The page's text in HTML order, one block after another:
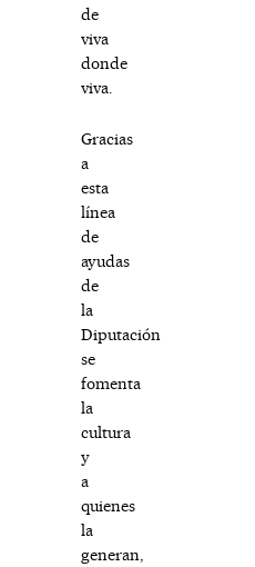
de
viva
donde
viva.
Gracias
a
esta
línea
de
ayudas
de
la
Diputación
se
fomenta
la
cultura
y
a
quienes
la
generan,